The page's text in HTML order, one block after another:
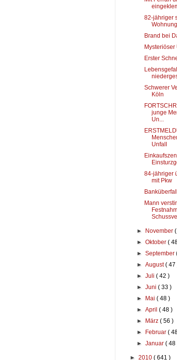
82-jähriger
Brand bei
Erster
Schwerer
Köln
junge
Un...
Unfall
84-jähriger
mit Pkw
Mann
► November
►Oktober(
►September
►August( 47
►Juli( 42 )
►Juni( 33 )
►
Mai( 48 )
►April( 48 )
►
März( 56 )
►
Februar(
►Januar( 48
► 2010 ( 641 )